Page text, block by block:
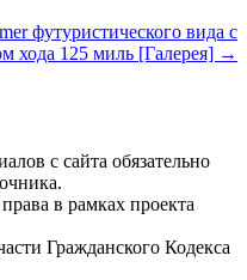
футуристического вида с
хода 125 миль [Галерея] →
с сайта обязательно
в рамках проекта
Гражданского Кодекса